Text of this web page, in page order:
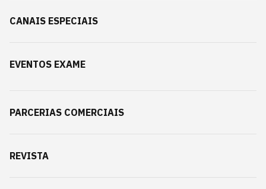
CANAIS ESPECIAIS
EVENTOS EXAME
PARCERIAS COMERCIAIS
REVISTA